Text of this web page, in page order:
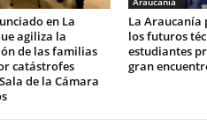
en La
agiliza la
de las familias
catástrofes
de la Cámara
La Araucanía
los futuros
estudiantes
gran